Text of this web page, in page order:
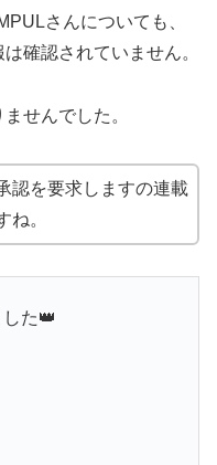
さんについても、
確認されていません。
せんでした。
認を要求しますの連載
ね。
た👑